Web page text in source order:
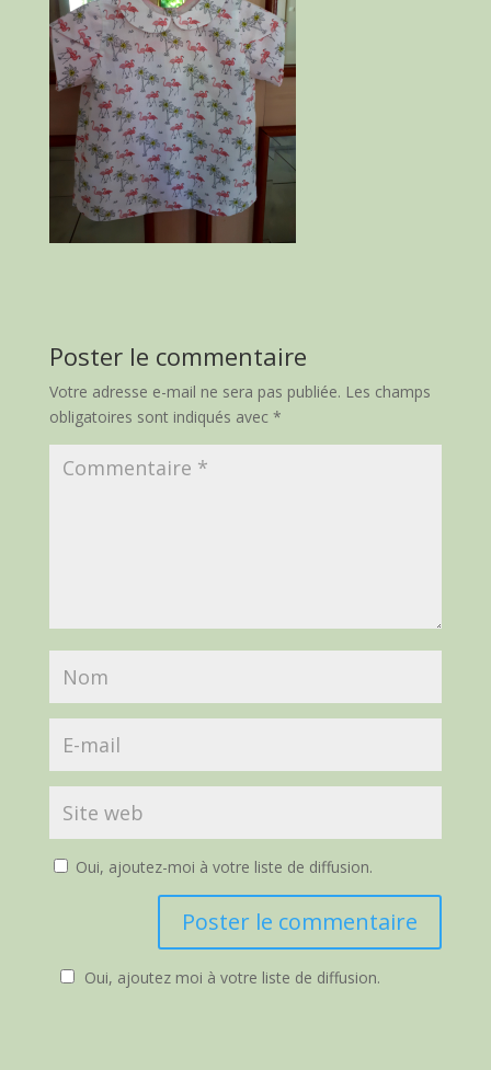
Poster le commentaire
Votre adresse e-mail ne sera pas publiée. Les champs
obligatoires sont indiqués avec *
Oui, ajoutez-moi à votre liste de diffusion.
Oui, ajoutez moi à votre liste de diffusion.